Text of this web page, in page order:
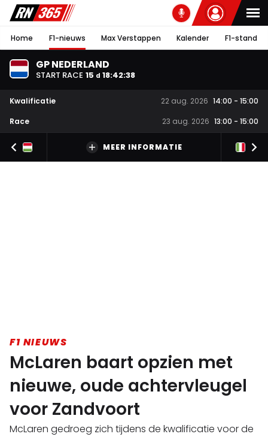
Home F1-nieuws Max Verstappen Kalender F1-stand
GP NEDERLAND
START RACE 15 d 18:42:37
Kwalificatie 22 aug. 2026 14:00 - 15:00
Race
23 aug. 2026 13:00 - 15:00
MEER INFORMATIE
F1 NIEUWS
McLaren baart opzien met
nieuwe, oude achtervleugel
voor Zandvoort
McLaren gedroeg zich tijdens de kwalificatie voor de